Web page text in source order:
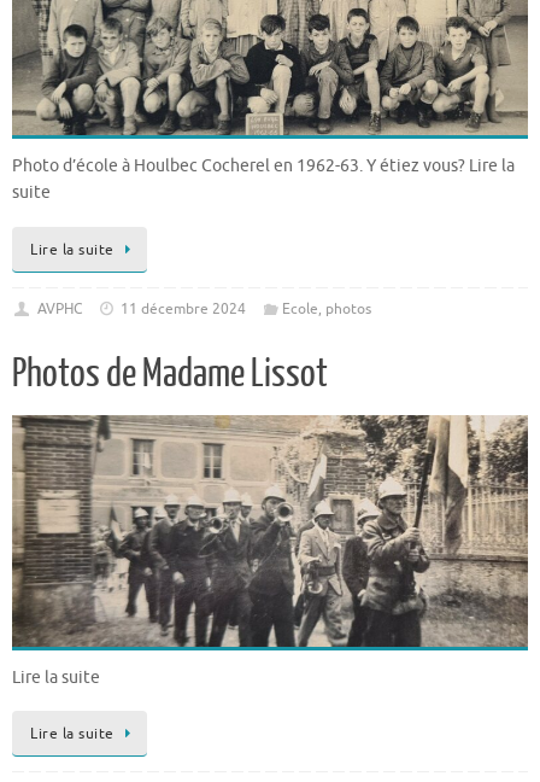
Photo d’école à Houlbec Cocherel en 1962-63. Y étiez vous? Lire la
suite
Lire la suite
AVPHC 11 décembre 2024 Ecole, photos
Photos de Madame Lissot
Lire la suite
Lire la suite